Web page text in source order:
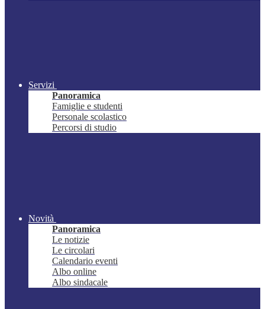
Servizi
Panoramica
Famiglie e studenti
Personale scolastico
Percorsi di studio
Novità
Panoramica
Le notizie
Le circolari
Calendario eventi
Albo online
Albo sindacale